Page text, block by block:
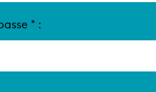
* :